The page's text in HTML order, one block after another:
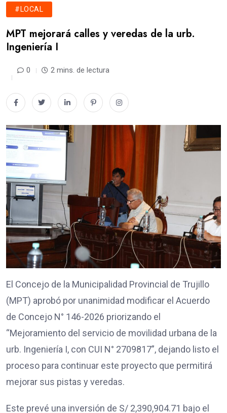
#LOCAL
MPT mejorará calles y veredas de la urb.
Ingeniería I
0 2 mins. de lectura
El Concejo de la Municipalidad Provincial de Trujillo
(MPT) aprobó por unanimidad modificar el Acuerdo
de Concejo N° 146-2026 priorizando el
“Mejoramiento del servicio de movilidad urbana de la
urb. Ingeniería I, con CUI N° 2709817”, dejando listo el
proceso para continuar este proyecto que permitirá
mejorar sus pistas y veredas.
Este prevé una inversión de S/ 2,390,904.71 bajo el